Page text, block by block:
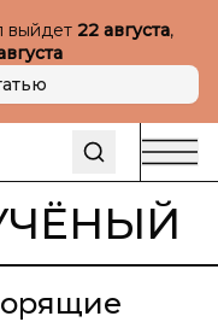
выйдет 22 августа,